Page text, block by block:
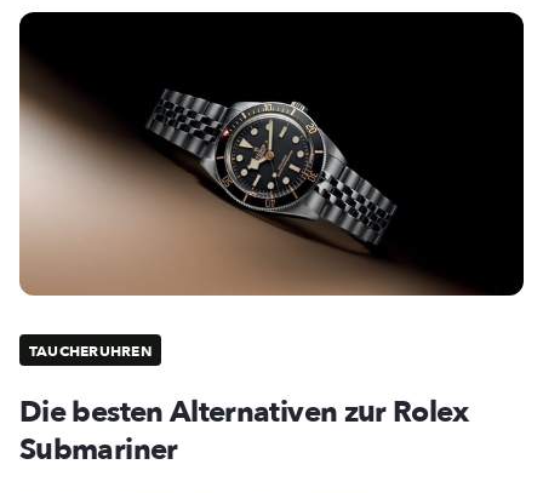
TAUCHERUHREN
Die besten Alternativen zur Rolex
Submariner